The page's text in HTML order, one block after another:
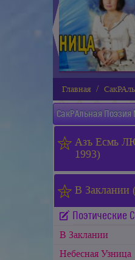
◄
Главная
СакРАльная
Азъ Есмь
1993)
В Заклании
Поэтические
В Заклании
Небесная Узница